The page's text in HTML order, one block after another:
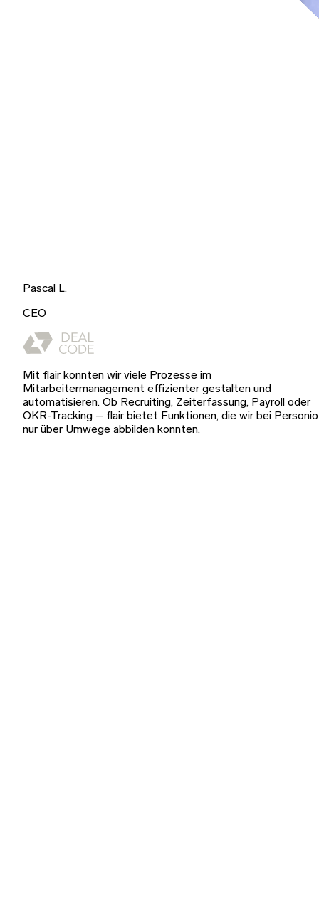
Pascal L.
CEO
Mit flair konnten wir viele Prozesse im
Mitarbeitermanagement effizienter gestalten und
automatisieren. Ob Recruiting, Zeiterfassung, Payroll oder
OKR-Tracking – flair bietet Funktionen, die wir bei Personio
nur über Umwege abbilden konnten.